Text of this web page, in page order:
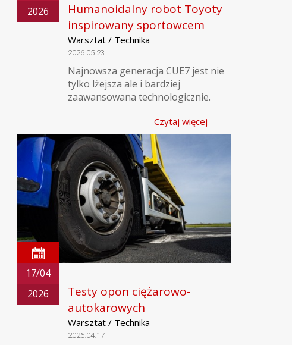
2026
Humanoidalny robot Toyoty
inspirowany sportowcem
Warsztat / Technika
2026.05.23
Najnowsza generacja CUE7 jest nie
tylko lżejsza ale i bardziej
zaawansowana technologicznie.
Czytaj więcej
17/04
2026
Testy opon ciężarowo-
autokarowych
Warsztat / Technika
2026.04.17